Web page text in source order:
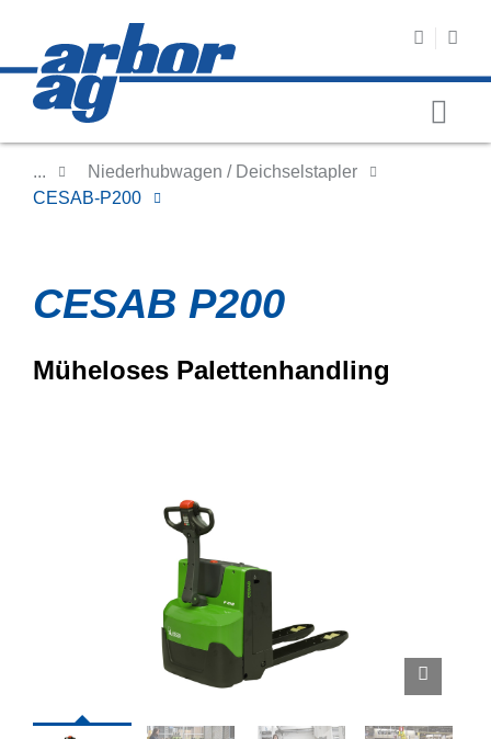
...
Niederhubwagen / Deichselstapler
CESAB-P200
CESAB P200
Müheloses Palettenhandling